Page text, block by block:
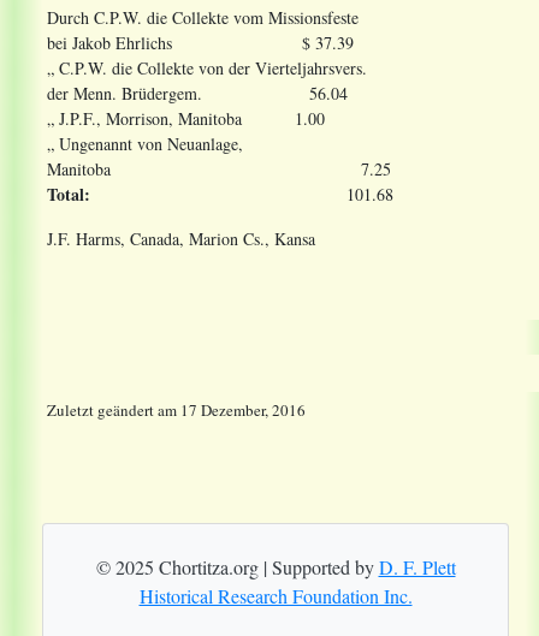
Durch C.P.W. die Collekte vom Missionsfeste
bei Jakob Ehrlichs $ 37.39
„ C.P.W. die Collekte von der Vierteljahrsvers.
der Menn. Brüdergem. 56.04
„ J.P.F., Morrison, Manitoba 1.00
„ Ungenannt von Neuanlage,
Manitoba 7.25
Total: 101.68
J.F. Harms, Canada, Marion Cs., Kansa
Zuletzt geändertam 17 Dezember, 2016
© 2025 Chortitza.org | Supported byD. F. Plett
Historical Research Foundation Inc.